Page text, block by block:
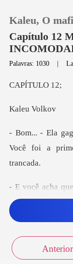
Histórico
Baixar App
Kaleu, O
Capítulo 12
Palavras: 1030 |
TULO
eu V
Você foi a
Anterior